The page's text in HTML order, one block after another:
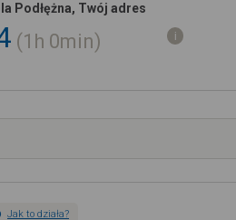
Podłężna, Twój adres
1h 0min
Jak to działa?